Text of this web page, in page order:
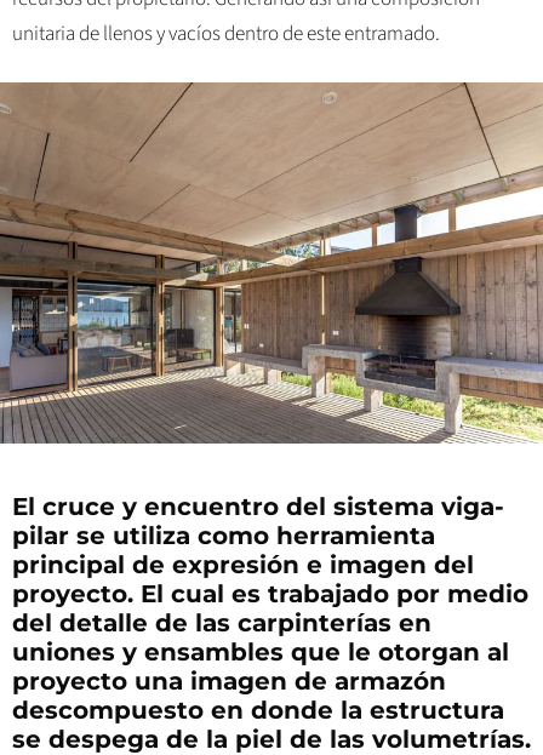
unitaria de llenos y vacíos dentro de este entramado.
El cruce y encuentro del sistema viga-
pilar se utiliza como herramienta
principal de expresión e imagen del
proyecto. El cual es trabajado por medio
del detalle de las carpinterías en
uniones y ensambles que le otorgan al
proyecto una imagen de armazón
descompuesto en donde la estructura
se despega de la piel de las volumetrías.